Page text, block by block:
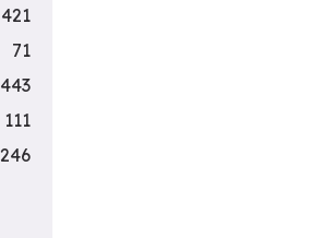
421
71
443
111
246